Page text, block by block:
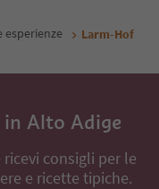
esperienze Larm-Hof
in Alto Adige
consigli per le
e ricette tipiche.